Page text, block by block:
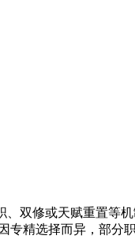
双修或天赋重置等
专精选择而异，部分